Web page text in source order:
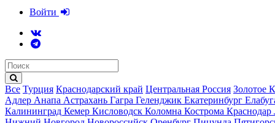
Войти
Все Турция Краснодарский край Центральная Россия Золотое
Адлер Анапа Астрахань Гагра Геленджик Екатеринбург
Калининград Кемер Кисловодск Коломна Кострома Краснодар